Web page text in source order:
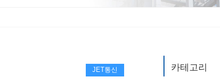
JET통신 카테고리